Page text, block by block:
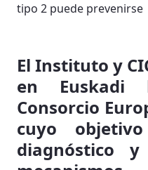
tipo 2 puede prevenirse
El Instituto y
en Euskadi
Consorcio
cuyo
diagnóstico